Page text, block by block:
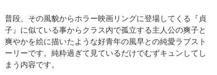
普段、その風貌からホラー映画リングに登場してくる『貞
子』に似ている事からクラス内で孤立する主人公の爽子と
爽やかを絵に描いたような好青年の風早との純愛ラブスト
ーリーです。純粋過ぎて見ているだけでむずキュンしてし
まう内容です。